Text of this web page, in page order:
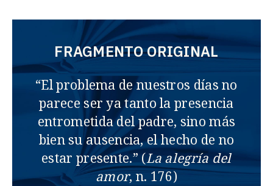
FRAGMENTO ORIGINAL
“El problema de nuestros días no
parece ser ya tanto la presencia
entrometida del padre, sino más
bien su ausencia, el hecho de no
estar presente.” (La alegría del
amor, n. 176)